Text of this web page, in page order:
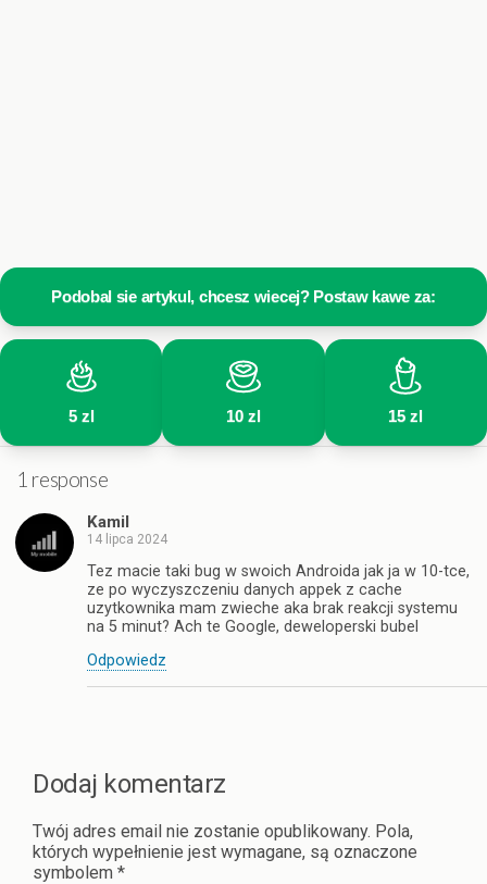
Podobal sie artykul, chcesz wiecej? Postaw kawe za:
5 zl 10 zl 15 zl
1 response
Kamil
14 lipca 2024
Tez macie taki bug w swoich Androida jak ja w 10-tce,
ze po wyczyszczeniu danych appek z cache
uzytkownika mam zwieche aka brak reakcji systemu
na 5 minut? Ach te Google, deweloperski bubel
Odpowiedz
Dodaj komentarz
Twój adres email nie zostanie opublikowany. Pola,
których wypełnienie jest wymagane, są oznaczone
symbolem *